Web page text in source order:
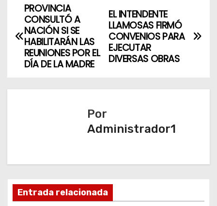
N
a
g
n
EL INTENDENTE
LLAMOSAS FIRMÓ
CONVENIOS PARA
EJECUTAR
DIVERSAS OBRAS
PROVINCIA
CONSULTÓ A
NACIÓN SI SE
HABILITARÁN LAS
REUNIONES POR EL
DÍA DE LA MADRE
Por
Administrador1
Entrada relacionada